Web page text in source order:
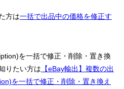
方は一括で出品中の価格を修正す
を一括で修正・削除・置き換
りたい方は 【eBay輸出】複数の出
を一括で修正・削除・置き換え